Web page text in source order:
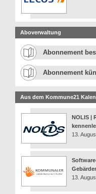
Aboverwaltung
Abonnement
Abonnement
Aus dem Kommune21
NOLIS |
13.
13.